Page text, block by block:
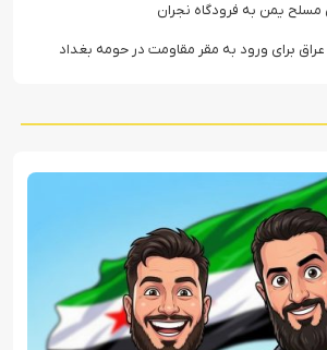
یمن به فرودگاه نجران
برای ورود به مقر مقاومت در حومه بغداد